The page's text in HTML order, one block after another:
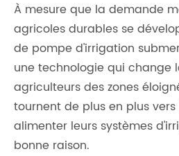
À mesure que la demande
agricoles durables se
de pompe d'irrigation
une technologie qui change
agriculteurs des zones
tournent de plus en plus
alimenter leurs systèmes
bonne raison.